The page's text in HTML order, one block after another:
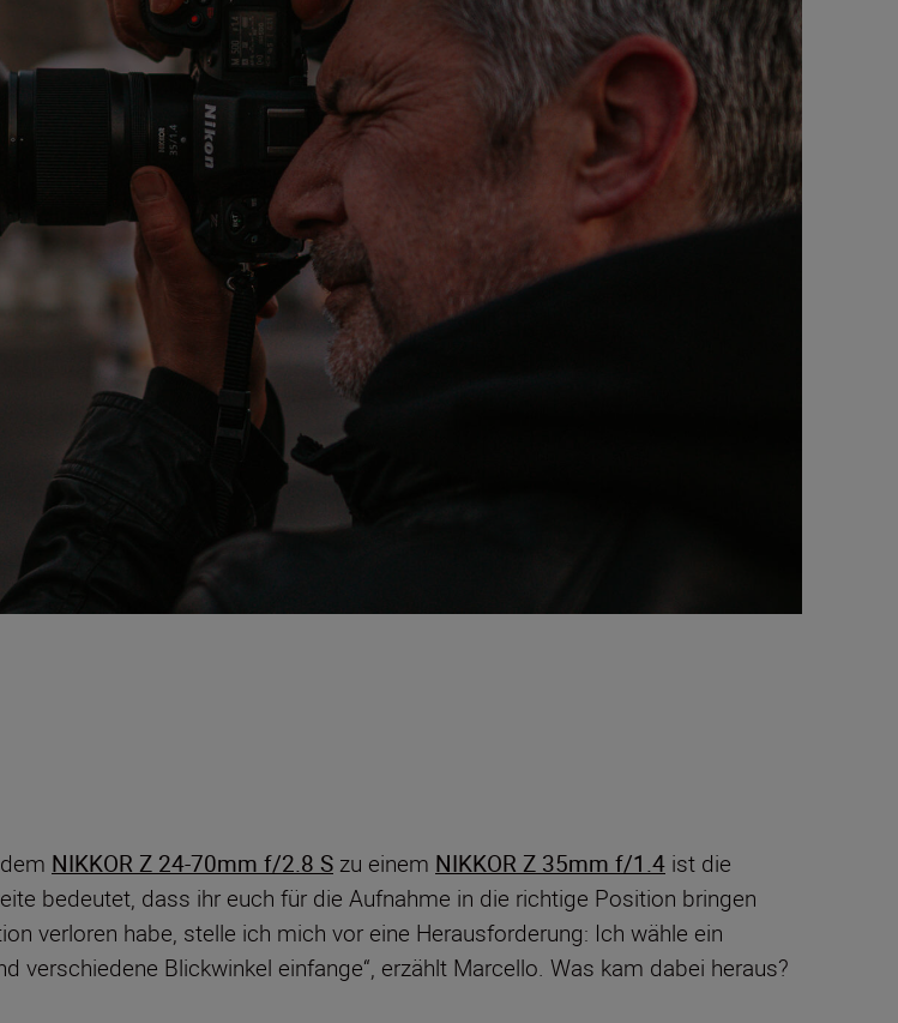
NIKKOR Z 24-70mm f/2.8 S zu einem NIKKOR Z 35mm f/1.4 ist die
bedeutet, dass ihr euch für die Aufnahme in die richtige Position bringen
verloren habe, stelle ich mich vor eine Herausforderung: Ich wähle ein
verschiedene Blickwinkel einfange“, erzählt Marcello. Was kam dabei heraus?